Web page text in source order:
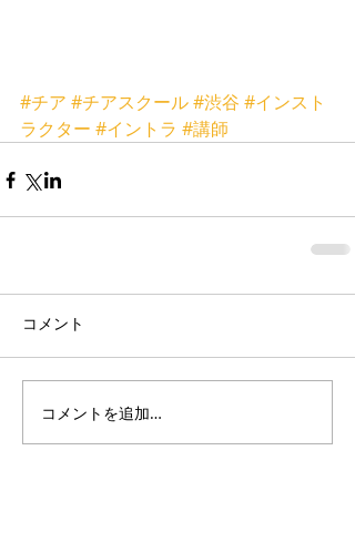
#チア #チアスクール#渋谷 #インスト
ラクター #イントラ #講師
コメント
コメントを追加…